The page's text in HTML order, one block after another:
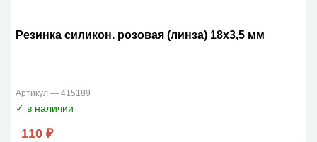
Резинка силикон. розовая (линза) 18х3,5 мм
Артикул — 415189
✓ в наличии
110 ₽